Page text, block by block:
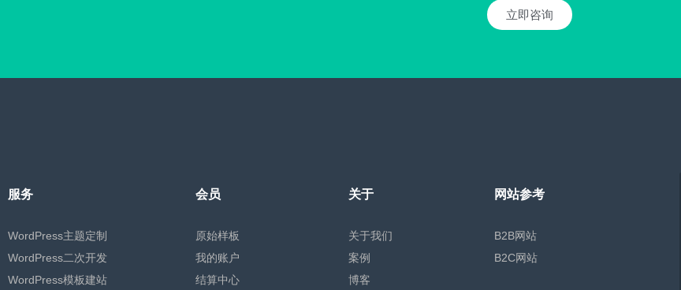
立即咨询
服务
WordPress主题定制
WordPress二次开发
WordPress模板建站
会员
原始样板
我的账户
结算中心
关于
关于我们
案例
博客
网站参考
B2B网站
B2C网站